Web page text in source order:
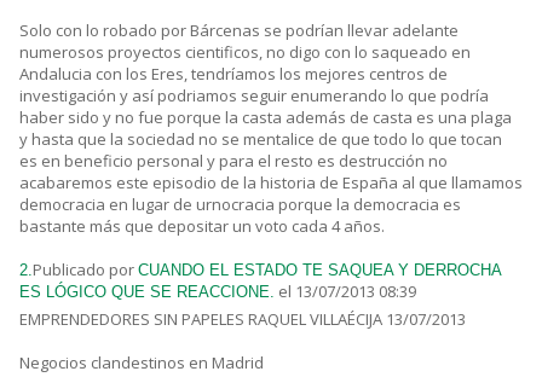
Solo con lo robado por Bárcenas se podrían llevar adelante
numerosos proyectos cientificos, no digo con lo saqueado en
Andalucia con los Eres, tendríamos los mejores centros de
investigación y así podriamos seguir enumerando lo que podría
haber sido y no fue porque la casta además de casta es una plaga
y hasta que la sociedad no se mentalice de que todo lo que tocan
es en beneficio personal y para el resto es destrucción no
acabaremos este episodio de la historia de España al que llamamos
democracia en lugar de urnocracia porque la democracia es
bastante más que depositar un voto cada 4 años.
2.Publicado por CUANDO EL ESTADO TE SAQUEA Y DERROCHA
ES LÓGICO QUE SE REACCIONE. el 13/07/2013 08:39
EMPRENDEDORES SIN PAPELES RAQUEL VILLAÉCIJA 13/07/2013
Negocios clandestinos en Madrid